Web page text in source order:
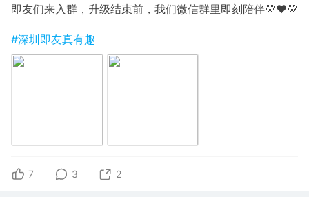
即友们来入群，升级结束前，我们微信群里即刻陪伴💛❤️💛
#深圳即友真有趣
7 3 2